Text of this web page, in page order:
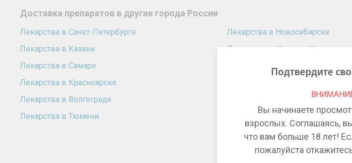
Доставка препаратов в другие города России
Лекарства в Санкт-Петербурге Лекарства в Новосибирске
Лекарства в Казани
Лекарства в Нижнем Новгороде
Лекарства в Самаре
Лекарства в Ростове-на-Дону
Лекарства в Красноярске
Лекарства в Волгограде
Лекарства в Краснодаре
Лекарства в Тюмени
Лекарства в Тольятти
Подтвердите
Вы начинаете
взрослых. Соглашаясь,
что вам больше 18 лет!
пожалуйста